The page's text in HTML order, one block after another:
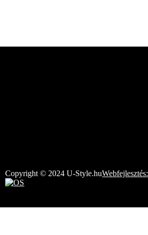
Copyright © 2024 U-Style.huWebfejlesztés: